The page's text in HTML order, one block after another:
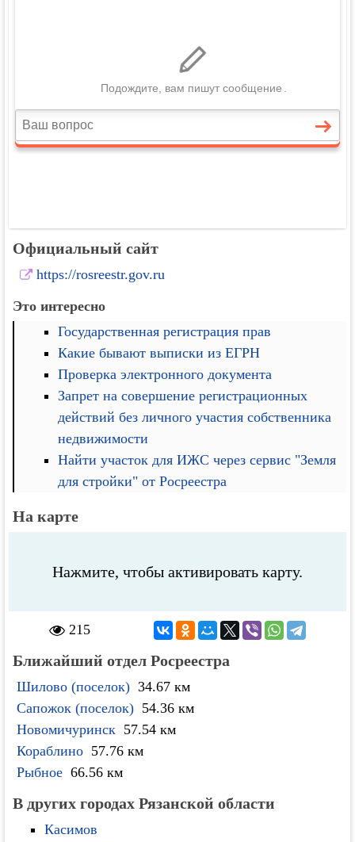
Официальный сайт
https://rosreestr.gov.ru
Это интересно
Государственная регистрация прав
Какие бывают выписки из ЕГРН
Проверка электронного документа
Запрет на совершение регистрационных
действий без личного участия собственника
недвижимости
Найти участок для ИЖС через сервис "Земля
для стройки" от Росреестра
На карте
Нажмите, чтобы активировать карту.
215
Ближайший отдел Росреестра
Шилово (поселок) 34.67 км
Сапожок (поселок) 54.36 км
Новомичуринск 57.54 км
Кораблино 57.76 км
Рыбное 66.56 км
В других городах Рязанской области
Касимов